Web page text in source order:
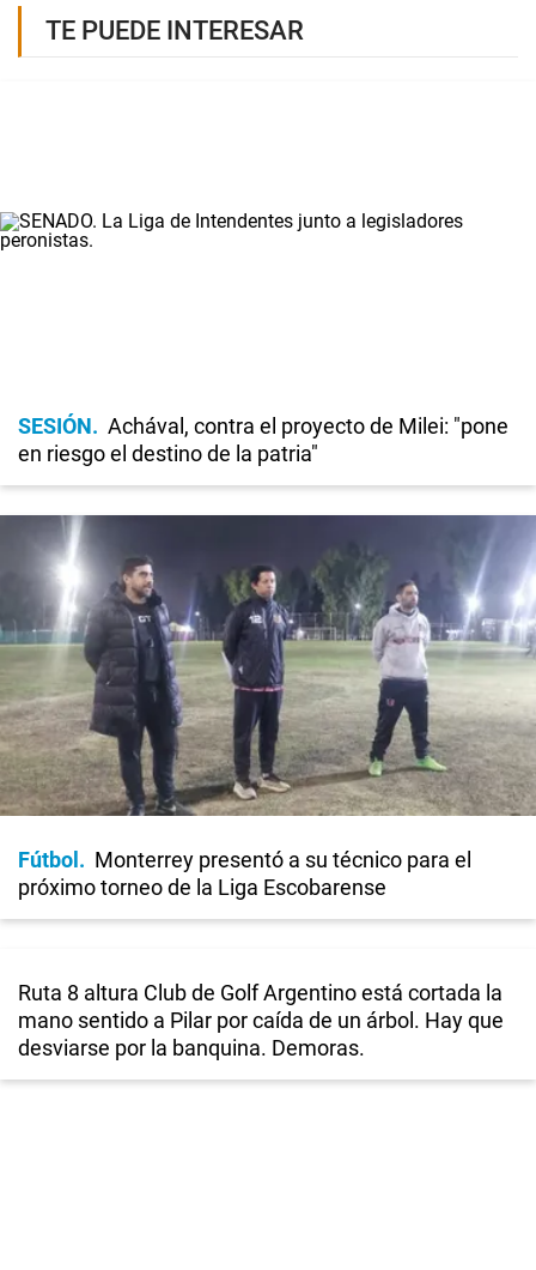
TE PUEDE INTERESAR
SESIÓN
Achával, contra el proyecto de Milei: "pone
en riesgo el destino de la patria"
Fútbol
Monterrey presentó a su técnico para el
próximo torneo de la Liga Escobarense
Ruta 8 altura Club de Golf Argentino está cortada la
mano sentido a Pilar por caída de un árbol. Hay que
desviarse por la banquina. Demoras.